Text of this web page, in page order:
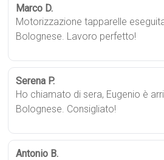
Marco D.
Motorizzazione tapparelle
Bolognese. Lavoro perfetto!
Serena P.
Ho chiamato di sera, Eugenio è
Bolognese. Consigliato!
Antonio B.